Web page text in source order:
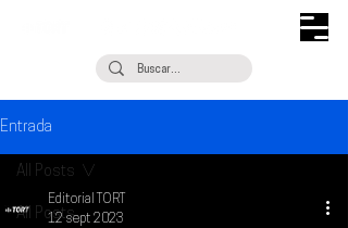
Entrada
All Posts
All Posts
Editorial TORT
12 sept 2023